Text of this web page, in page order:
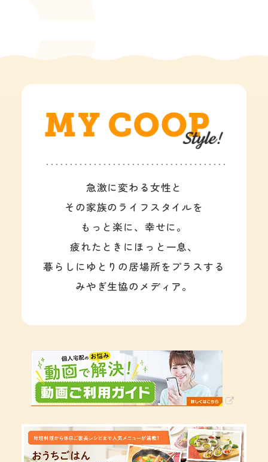
急激に変わる女性と
その家族のライフスタイルを
もっと楽に、幸せに。
疲れたときにほっと一息、
暮らしにゆとりの居場所をプラスする
みやぎ生協のメディア。